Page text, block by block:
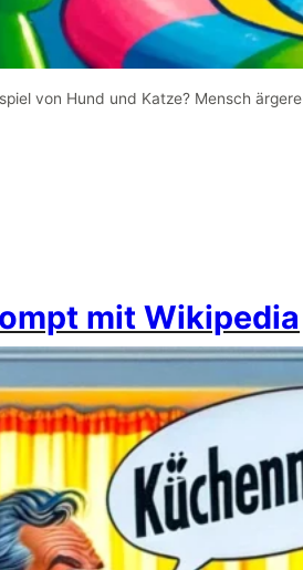
von Hund und Katze? Mensch
mit Wikipedia